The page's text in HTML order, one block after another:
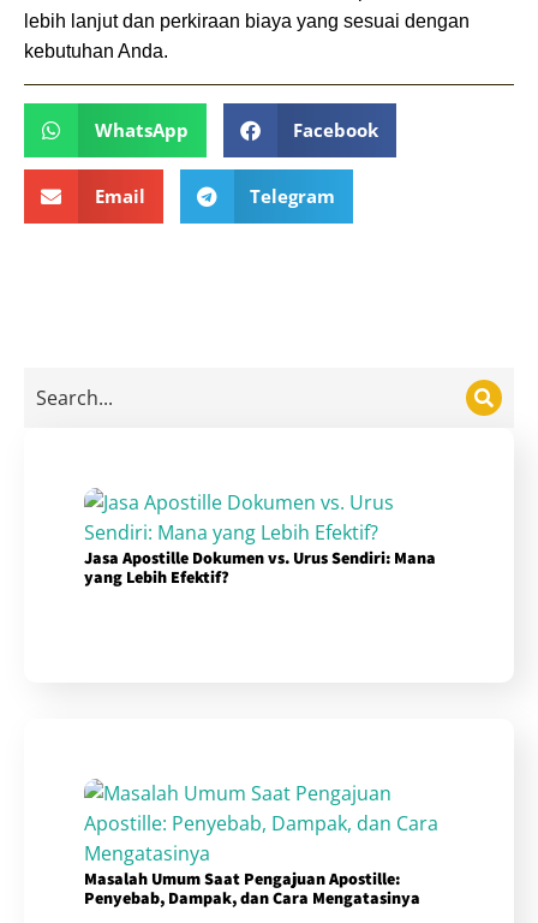
lebih lanjut dan perkiraan biaya yang sesuai dengan
kebutuhan Anda.
WhatsApp Facebook
Email Telegram
Jasa Apostille Dokumen vs. Urus Sendiri: Mana
yang Lebih Efektif?
Masalah Umum Saat Pengajuan Apostille:
Penyebab, Dampak, dan Cara Mengatasinya